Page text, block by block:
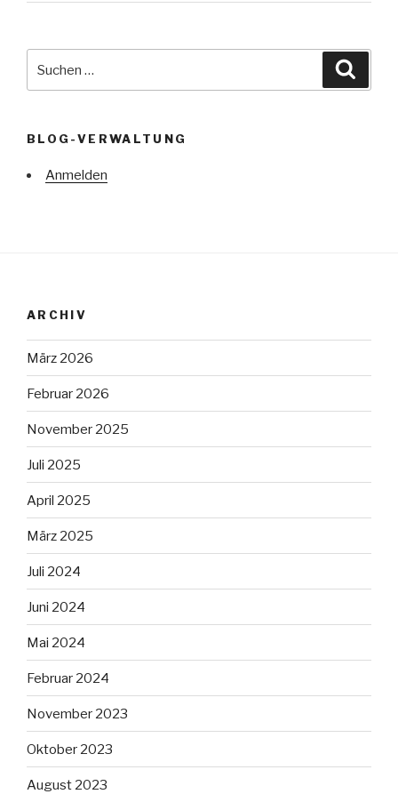
nach:
BLOG-VERWALTUNG
Anmelden
ARCHIV
März 2026
Februar 2026
November 2025
Juli 2025
April 2025
März 2025
Juli 2024
Juni 2024
Mai 2024
Februar 2024
November 2023
Oktober 2023
August 2023